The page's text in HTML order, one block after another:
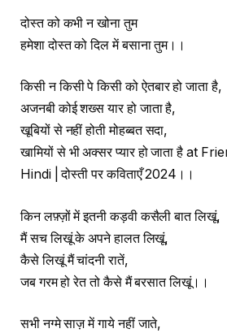
दोस्त को कभी न खोना तुम
हमेशा दोस्त को दिल में बसाना तुम।।
किसी न किसी पे किसी को ऐतबार हो जाता है,
अजनबी कोई शख्स यार हो जाता है,
खूबियों से नहीं होती मोहब्बत सदा,
खामियों से भी अक्सर प्यार हो जाता है at
Hindi | दोस्ती पर कविताएँ 2024।।
किन लफ़्ज़ों में इतनी कड़वी कसैली बात लिखूं,
मैं सच लिखूं के अपने हालत लिखूं,
कैसे लिखूं मैं चांदनी रातें,
जब गरम हो रेत तो कैसे मैं बरसात लिखूं।।
सभी नग्मे साज़ में गाये नहीं जाते,